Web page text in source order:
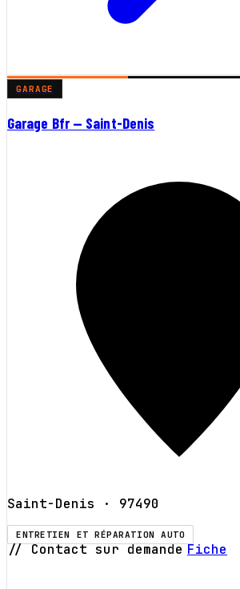
GARAGE
Garage Bfr — Saint-Denis
Saint-Denis · 97490
ENTRETIEN ET RÉPARATION AUTO
// Contact sur demande Fiche